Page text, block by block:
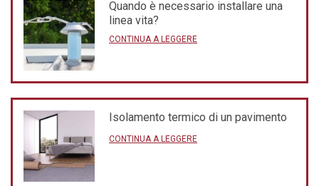
Quando è necessario installare una
linea vita?
CONTINUA A LEGGERE
Isolamento termico di un pavimento
CONTINUA A LEGGERE